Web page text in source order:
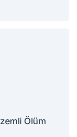
Ölüm